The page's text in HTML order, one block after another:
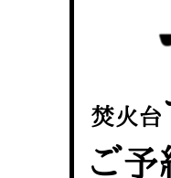
る！山梨県の九鬼山（くき
積雪期の谷川岳で今シ
！売却する方法や条件、手
キャンプ場の宿泊や
レストハウス水郷で持ち込
一生物のアウトドア
ピコグリル入荷してま
ランス・ボーヌトレッキ
ベランピングアイディ
キャンプ用品の『ポイント
マクライトの口コミ
ッカーでも作れるおすす
【八ヶ岳最高峰へ】
ントスおすすめヘッドラ
ングシューズはどちらを
カリマーのおすすめ
ならスポルティバ！3つの
クライミングユーザ
に教わる！『食感と旨みの
食うか食われるか、
ズクイン』、人気の理由と
【コスパ◎】キャンプ
ズクイン』、人気の理由と
【コスパ◎】キャンプ
｜サロモンの定番シュー
しむために必要な装備6選
トレラン初心者必見
！用途別おすすめ水筒を紹
【こずチャンネル】
クを比較！人数・用途別で
クライミング道具は
アジングロッドおすす
フスキンの魅力と用途別お
ティートンブロスの
なの？いまどきの海外キ
パティシエキャンパ
に教わる！簡単『フルーツ
パティシエキャンパ
高！ほかほか『シュウマ
に教わる！パン好き必見
パティシエキャンパ